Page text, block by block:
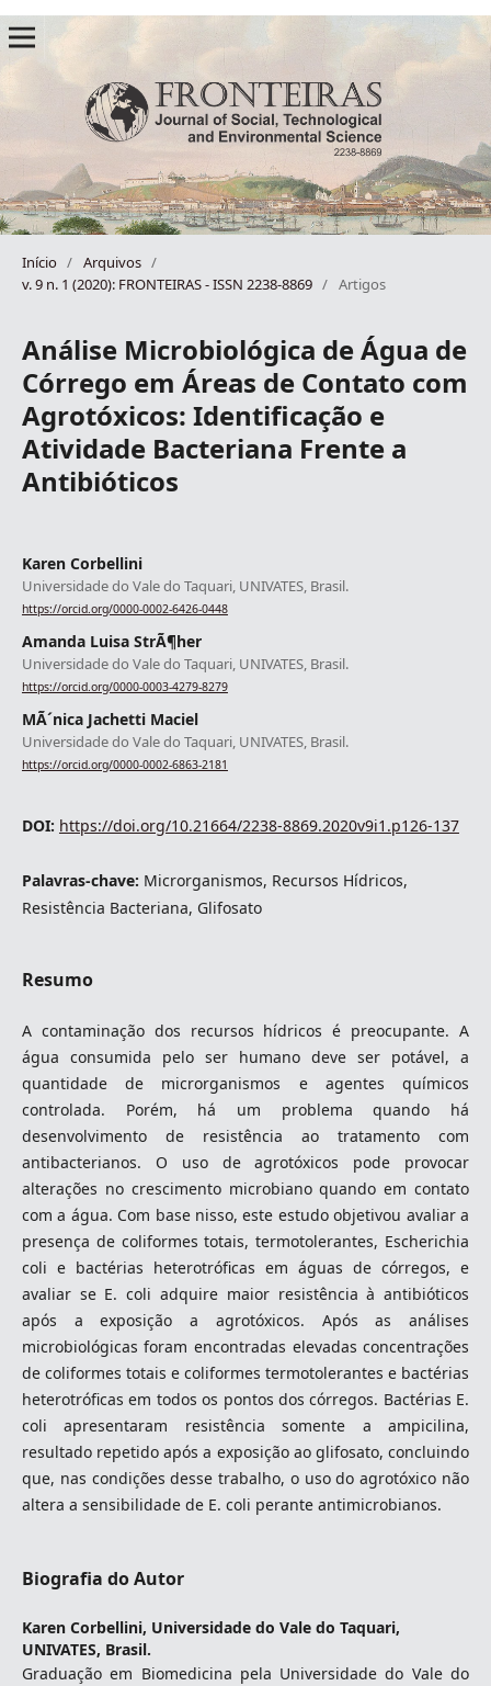
Início / Arquivos /
v. 9 n. 1 (2020): FRONTEIRAS - ISSN 2238-8869 / Artigos
Análise Microbiológica de Água de
Córrego em Áreas de Contato com
Agrotóxicos: Identificação e
Atividade Bacteriana Frente a
Antibióticos
Karen Corbellini
Universidade do Vale do Taquari, UNIVATES, Brasil.
https://orcid.org/0000-0002-6426-0448
Amanda Luisa StrÃ¶her
Universidade do Vale do Taquari, UNIVATES, Brasil.
https://orcid.org/0000-0003-4279-8279
MÃ´nica Jachetti Maciel
Universidade do Vale do Taquari, UNIVATES, Brasil.
https://orcid.org/0000-0002-6863-2181
DOI: https://doi.org/10.21664/2238-8869.2020v9i1.p126-137
Palavras-chave: Microrganismos, Recursos Hídricos,
Resistência Bacteriana, Glifosato
Resumo
A contaminação dos recursos hídricos é preocupante. A
água consumida pelo ser humano deve ser potável, a
quantidade de microrganismos e agentes químicos
controlada. Porém, há um problema quando há
desenvolvimento de resistência ao tratamento com
antibacterianos. O uso de agrotóxicos pode provocar
alterações no crescimento microbiano quando em contato
com a água. Com base nisso, este estudo objetivou avaliar a
presença de coliformes totais, termotolerantes, Escherichia
coli e bactérias heterotróficas em águas de córregos, e
avaliar se E. coli adquire maior resistência à antibióticos
após a exposição a agrotóxicos. Após as análises
microbiológicas foram encontradas elevadas concentrações
de coliformes totais e coliformes termotolerantes e bactérias
heterotróficas em todos os pontos dos córregos. Bactérias E.
coli apresentaram resistência somente a ampicilina,
resultado repetido após a exposição ao glifosato, concluindo
que, nas condições desse trabalho, o uso do agrotóxico não
altera a sensibilidade de E. coli perante antimicrobianos.
Biografia do Autor
Karen Corbellini, Universidade do Vale do Taquari,
UNIVATES, Brasil.
Graduação em Biomedicina pela Universidade do Vale do